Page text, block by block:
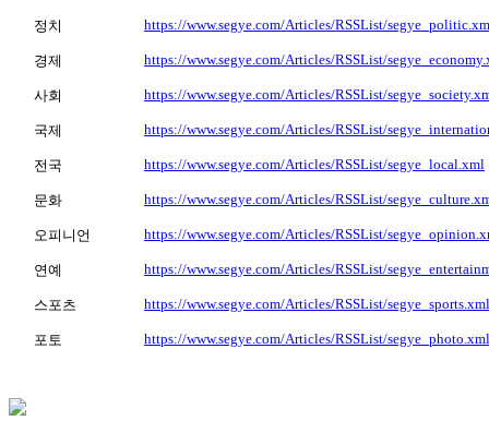
정치 https://www.segye.com/Articles/RSSList/
경제 https://www.segye.com/Articles/RSSList/
사회 https://www.segye.com/Articles/RSSList/
국제 https://www.segye.com/Articles/RSSList/
전국 https://www.segye.com/Articles/RSSList/segye_local.xml
문화 https://www.segye.com/Articles/RSSList/
오피니언 https://www.segye.com/Articles/RSSList/
연예 https://www.segye.com/Articles/RSSList/
스포츠 https://www.segye.com/Articles/RSSList/segye_sports.xml
포토 https://www.segye.com/Articles/RSSList/segye_photo.xml